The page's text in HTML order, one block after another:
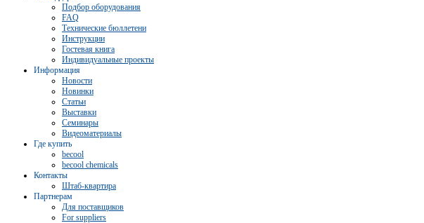
Подбор оборудования
FAQ
Технические бюллетени
Инструкции
Гостевая книга
Индивидуальные проекты
Информация
Новости
Новинки
Статьи
Выставки
Семинары
Видеоматериалы
Где купить
becool
becool chemicals
Контакты
Штаб-квартира
Партнерам
Для поставщиков
For suppliers